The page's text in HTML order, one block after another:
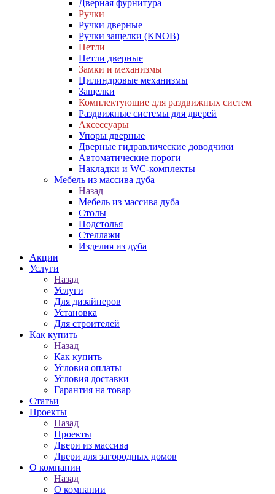
Дверная фурнитура
Ручки
Ручки дверные
Ручки защелки (KNOB)
Петли
Петли дверные
Замки и механизмы
Цилиндровые механизмы
Защелки
Комплектующие для раздвижных систем
Раздвижные системы для дверей
Аксессуары
Упоры дверные
Дверные гидравлические доводчики
Автоматические пороги
Накладки и WC-комплекты
Мебель из массива дуба
Назад
Мебель из массива дуба
Столы
Подстолья
Стеллажи
Изделия из дуба
Акции
Услуги
Назад
Услуги
Для дизайнеров
Установка
Для строителей
Как купить
Назад
Как купить
Условия оплаты
Условия доставки
Гарантия на товар
Статьи
Проекты
Назад
Проекты
Двери из массива
Двери для загородных домов
О компании
Назад
О компании